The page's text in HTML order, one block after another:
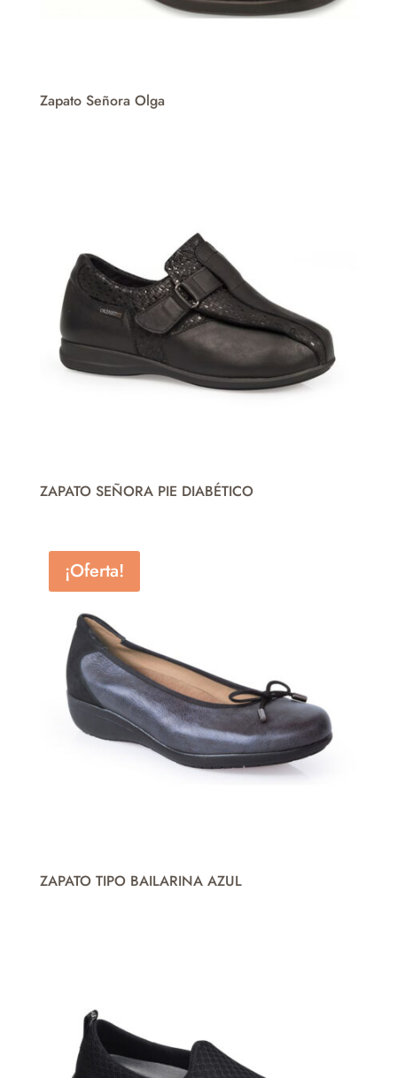
Zapato Señora Olga
ZAPATO SEÑORA PIE DIABÉTICO
¡Oferta!
ZAPATO TIPO BAILARINA AZUL